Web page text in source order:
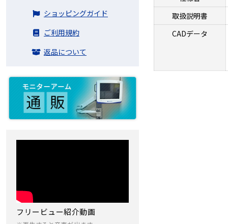
取扱説明書
CADデータ
ショッピングガイド
ご利用規約
返品について
フリービュー紹介動画